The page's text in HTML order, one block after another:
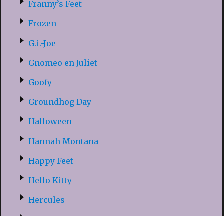
Franny’s Feet
Frozen
G.i.-Joe
Gnomeo en Juliet
Goofy
Groundhog Day
Halloween
Hannah Montana
Happy Feet
Hello Kitty
Hercules